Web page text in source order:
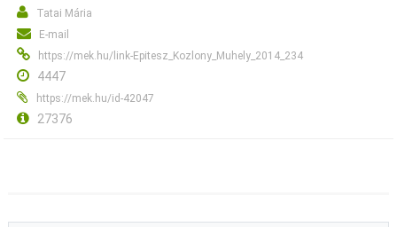
Tatai Mária
E-mail
https://mek.hu/link-Epitesz_Kozlony_Muhely_2014_234
4447
https://mek.hu/id-42047
27376